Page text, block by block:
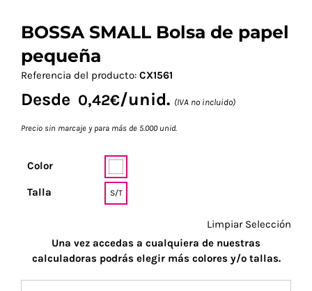
BOSSA SMALL Bolsa de papel
pequeña
Referencia del producto: CX1561
Desde 0,42€/unid. (IVA no incluido)
Precio sin marcaje y para más de 5.000 unid.
Color
Talla S/T
Limpiar Selección
Una vez accedas a cualquiera de nuestras
calculadoras podrás elegir más colores y/o tallas.